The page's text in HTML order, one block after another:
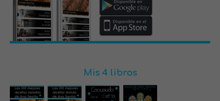
Mis 4 libros